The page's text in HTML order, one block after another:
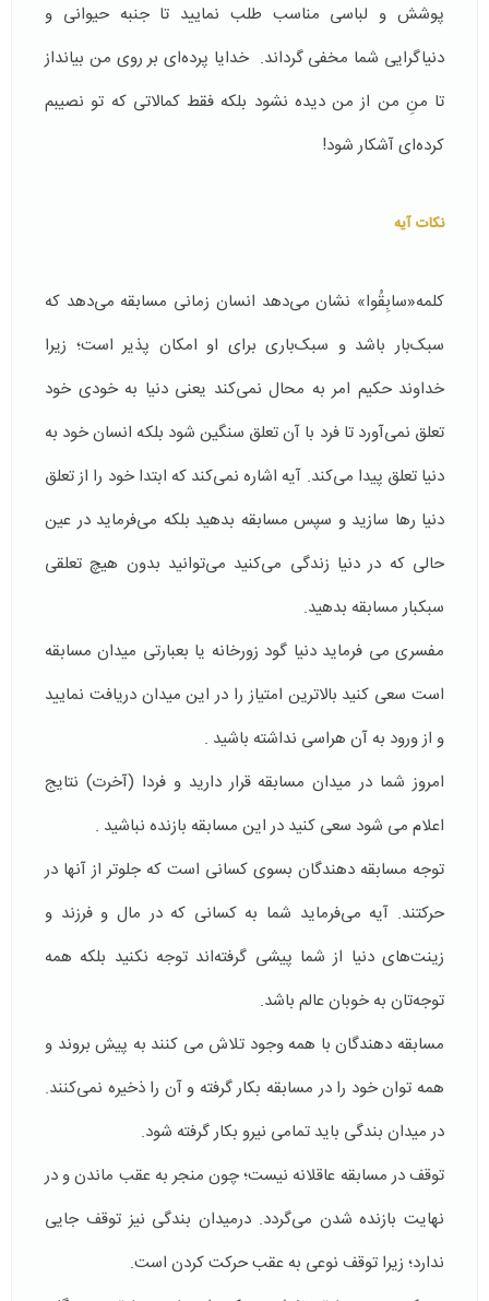
پوشش و لباسی مناسب طلب نمایید تا جنبه حیوانی و
دنیاگرایی شما مخفی گرداند. خدایا پرده‌ای بر روی من بیانداز
تا منِ من از من دیده نشود بلکه فقط کمالاتی که تو نصیبم
کرده‌ای آشکار شود!
نکات آیه
کلمه«سابِقُوا» نشان می‌دهد انسان زمانی مسابقه می‌دهد که
سبک‌بار باشد و سبک‌باری برای او امکان پذیر است؛ زیرا
خداوند حکیم امر به محال نمی‌کند یعنی دنیا به خودی خود
تعلق نمی‌آورد تا فرد با آن تعلق سنگین شود بلکه انسان خود به
دنیا تعلق پیدا می‌کند. آیه اشاره نمی‌کند که ابتدا خود را از تعلق
دنیا رها سازید و سپس مسابقه بدهید بلکه می‌فرماید در عین
حالی که در دنیا زندگی می‌کنید می‌توانید بدون هیچ تعلقی
سبکبار مسابقه بدهید.
مفسری می فرماید دنیا گود زورخانه یا بعبارتی میدان مسابقه
است سعی کنید بالاترین امتیاز را در این میدان دریافت نمایید
و از ورود به آن هراسی نداشته باشید .
امروز شما در میدان مسابقه قرار دارید و فردا (‌آخرت) نتایج
اعلام می شود سعی کنید در این مسابقه بازنده نباشید .
توجه مسابقه دهندگان بسوی کسانی است که جلوتر از آنها در
حرکتند. آیه می‌فرماید شما به کسانی که در مال و فرزند و
زینت‌های دنیا از شما پیشی گرفته‌اند توجه نکنید بلکه همه
توجه‌تان به خوبان عالم باشد.
مسابقه دهندگان با همه وجود تلاش می کنند به پیش بروند و
همه توان خود را در مسابقه بکار گرفته و آن را ذخیره نمی‌کنند.
در میدان بندگی باید تمامی نیرو بکار گرفته شود.
توقف در مسابقه عاقلانه نیست؛ چون منجر به عقب ماندن و در
نهایت بازنده شدن می‌گردد. درمیدان بندگی نیز توقف جایی
ندارد؛ زیرا توقف نوعی به عقب حرکت کردن است.